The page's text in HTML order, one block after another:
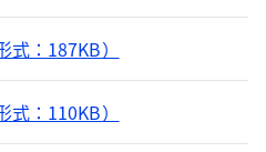
：187KB）
：110KB）